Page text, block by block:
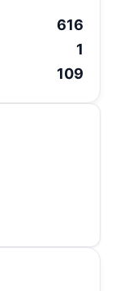
616
1
109